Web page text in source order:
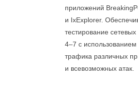
приложений
и IxExplorer.
тестирование
4–7 с
трафика различных
и всевозможных атак.